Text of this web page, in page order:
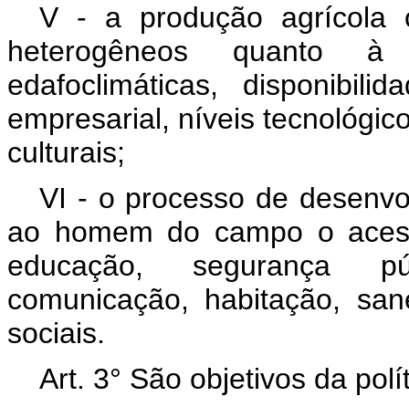
V - a produção agrícola
heterogêneos quanto à
edafoclimáticas,
empresarial, níveis
culturais;
VI - o processo de
ao homem do campo o
educação, segurança
comunicação, habitação,
sociais.
Art. 3° São objetivos da